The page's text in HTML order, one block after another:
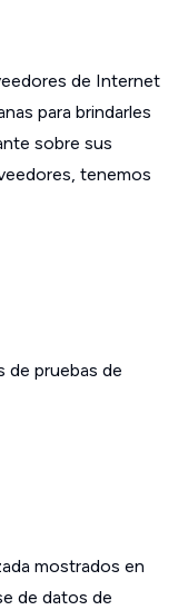
de Internet
para brindarles
sobre sus
tenemos
de pruebas de
mostrados en
de datos de